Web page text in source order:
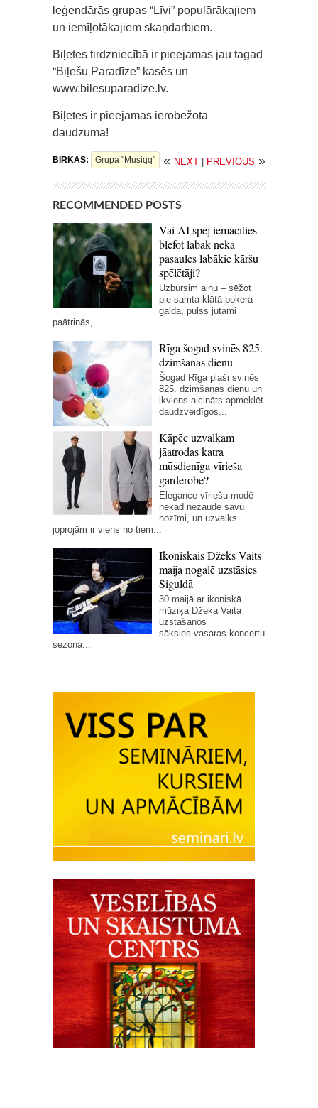
leģendārās grupas “Līvi” populārākajiem
un iemīļotākajiem skaņdarbiem.
Biļetes tirdzniecībā ir pieejamas jau tagad
“Biļešu Paradīze” kasēs un
www.bilesuparadize.lv.
Biļetes ir pieejamas ierobežotā
daudzumā!
BIRKAS: Grupa "Musiqq" « NEXT PREVIOUS »
RECOMMENDED POSTS
Vai AI spēj iemācīties
blefot labāk nekā
pasaules labākie kāršu
spēlētāji?
Uzbursim ainu – sēžot
pie samta klātā pokera
galda, pulss jūtami
paātrinās,...
Rīga šogad svinēs 825.
dzimšanas dienu
Šogad Rīga plaši svinēs
825. dzimšanas dienu un
ikviens aicināts apmeklēt
daudzveidīgos...
Kāpēc uzvalkam
jāatrodas katra
mūsdienīga vīrieša
garderobē?
Elegance vīriešu modē
nekad nezaudē savu
nozīmi, un uzvalks
joprojām ir viens no tiem...
Ikoniskais Džeks Vaits
maija nogalē uzstāsies
Siguldā
30.maijā ar ikoniskā
mūziķa Džeka Vaita
uzstāšanos
sāksies vasaras koncertu
sezona...